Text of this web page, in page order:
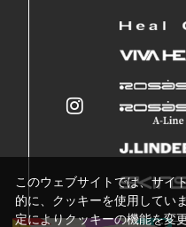
このウェブサイトでは、サイ
的に、クッキーを使用してい
定によりクッキーの機能を変